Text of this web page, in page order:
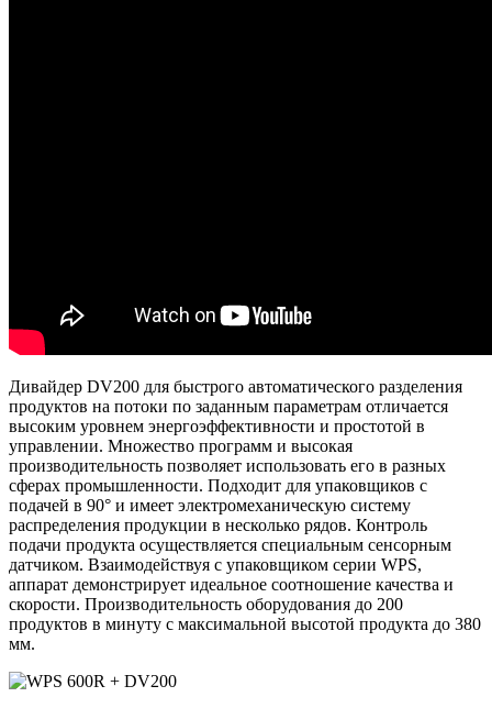
Дивайдер DV200 для быстрого автоматического разделения
продуктов на потоки по заданным параметрам отличается
высоким уровнем энергоэффективности и простотой в
управлении. Множество программ и высокая
производительность позволяет использовать его в разных
сферах промышленности. Подходит для упаковщиков с
подачей в 90° и имеет электромеханическую систему
распределения продукции в несколько рядов. Контроль
подачи продукта осуществляется специальным сенсорным
датчиком. Взаимодействуя с упаковщиком серии WPS,
аппарат демонстрирует идеальное соотношение качества и
скорости. Производительность оборудования до 200
продуктов в минуту с максимальной высотой продукта до 380
мм.